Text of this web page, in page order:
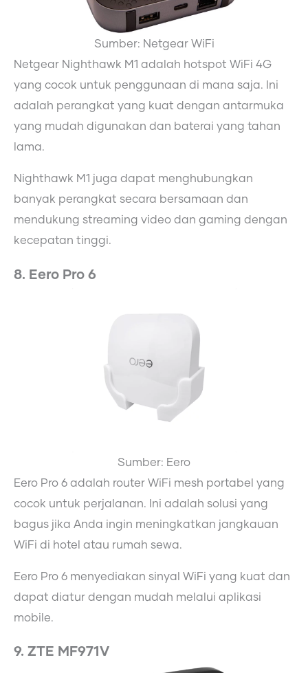
Sumber: Netgear WiFi
Netgear Nighthawk M1 adalah hotspot WiFi 4G
yang cocok untuk penggunaan di mana saja. Ini
adalah perangkat yang kuat dengan antarmuka
yang mudah digunakan dan baterai yang tahan
lama.
Nighthawk M1 juga dapat menghubungkan
banyak perangkat secara bersamaan dan
mendukung streaming video dan gaming dengan
kecepatan tinggi.
8. Eero Pro 6
Sumber: Eero
Eero Pro 6 adalah router WiFi mesh portabel yang
cocok untuk perjalanan. Ini adalah solusi yang
bagus jika Anda ingin meningkatkan jangkauan
WiFi di hotel atau rumah sewa.
Eero Pro 6 menyediakan sinyal WiFi yang kuat dan
dapat diatur dengan mudah melalui aplikasi
mobile.
9. ZTE MF971V